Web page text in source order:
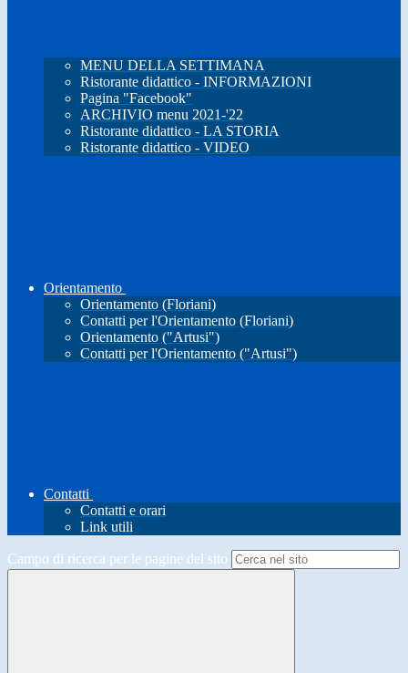
MENU DELLA SETTIMANA
Ristorante didattico - INFORMAZIONI
Pagina "Facebook"
ARCHIVIO menu 2021-'22
Ristorante didattico - LA STORIA
Ristorante didattico - VIDEO
Orientamento
Orientamento (Floriani)
Contatti per l'Orientamento (Floriani)
Orientamento ("Artusi")
Contatti per l'Orientamento ("Artusi")
Contatti
Contatti e orari
Link utili
Campo di ricerca per le pagine del sito